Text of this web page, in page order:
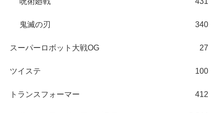
鬼滅の刃 340
スーパーロボット大戦OG 27
ツイステ 100
トランスフォーマー 412